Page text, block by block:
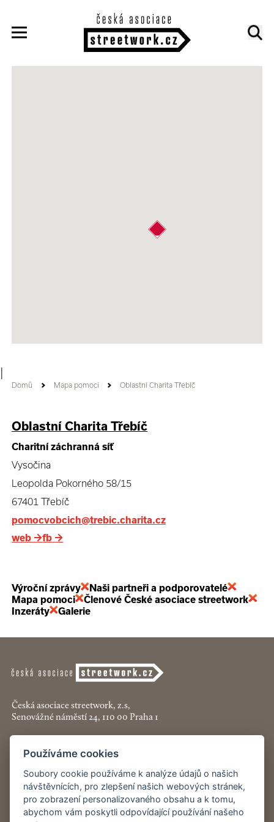
Domů Mapa pomoci Oblastní Charita Třebíč
Oblastní Charita Třebíč
Charitní záchranná síť
Vysočina
Leopolda Pokorného 58/15
67401 Třebíč
pomocvobcich@trebic.charita.cz
web →fb →
Výroční zprávy
Naši partneři a podporovatelé
Mapa pomoci
Členové České asociace streetwork
Inzeráty
Galerie
Česká asociace streetwork, z.s,
Senovážné náměstí 24, 110 00 Praha 1
+420 774 913 777
asociace@streetwork.cz
Nastavení cookies
Restartshop.cz
Používáme cookies
Soubory cookie používáme k analýze údajů o našich
návštěvnících, pro zlepšení našich webových stránek,
pro zobrazení personalizovaného obsahu a k tomu,
abychom vám poskytli odpovídající používání našeho